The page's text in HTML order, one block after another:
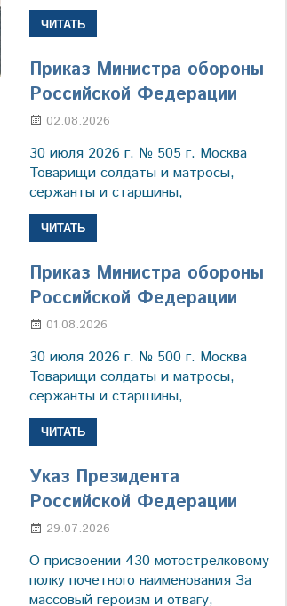
ЧИТАТЬ
Приказ Министра обороны
Российской Федерации
02.08.2026
30 июля 2026 г. № 505 г. Москва
Товарищи солдаты и матросы,
сержанты и старшины,
ЧИТАТЬ
Приказ Министра обороны
Российской Федерации
01.08.2026
30 июля 2026 г. № 500 г. Москва
Товарищи солдаты и матросы,
сержанты и старшины,
ЧИТАТЬ
Указ Президента
Российской Федерации
29.07.2026
О присвоении 430 мотострелковому
полку почетного наименования За
массовый героизм и отвагу,